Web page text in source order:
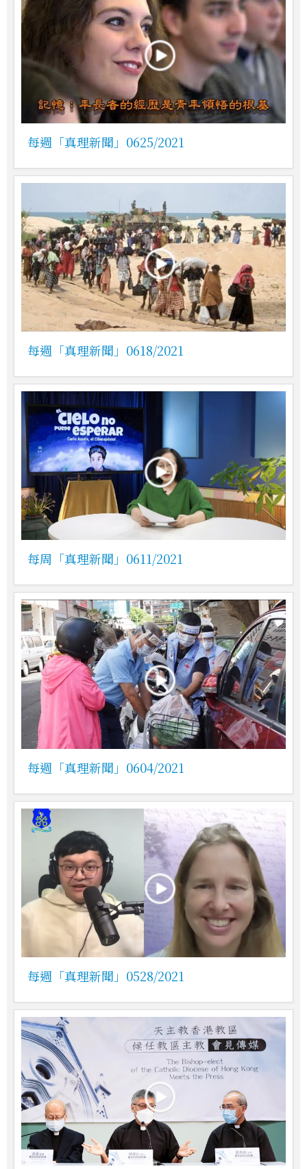
每週「真理新聞」0625/2021
每週「真理新聞」0618/2021
每周「真理新聞」0611/2021
每週「真理新聞」0604/2021
每週「真理新聞」0528/2021